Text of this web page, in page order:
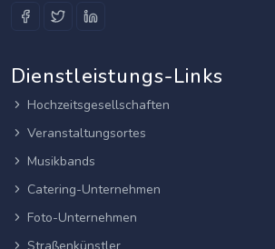
Dienstleistungs-Links
Hochzeitsgesellschaften
Veranstaltungsortes
Musikbands
Catering-Unternehmen
Foto-Unternehmen